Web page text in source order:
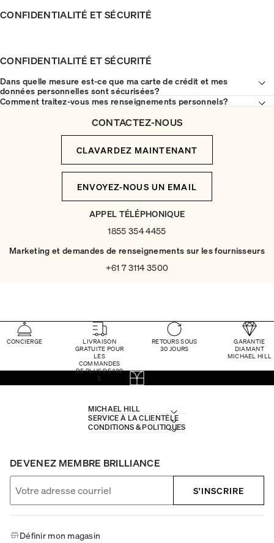
CONFIDENTIALITÉ ET SÉCURITÉ
CONFIDENTIALITÉ ET SÉCURITÉ
Dans quelle mesure est-ce que ma carte de crédit et mes
données personnelles sont sécurisées?
Comment traitez-vous mes renseignements personnels?
CONTACTEZ-NOUS
CLAVARDEZ MAINTENANT
ENVOYEZ-NOUS UN EMAIL
APPEL TÉLÉPHONIQUE
1855 354 4455
Marketing et demandes de renseignements sur les fournisseurs
+61 7 3114 3500
CONCIERGE
LIVRAISON
GRATUITE POUR
LES
COMMANDES
DE PLUS DE 100
$
RETOURS SOUS
30 JOURS
GARANTIE
DIAMANT
MICHAEL HILL
MICHAEL HILL
SERVICE À LA CLIENTÈLE
CONDITIONS & POLITIQUES
DEVENEZ MEMBRE BRILLIANCE
S'INSCRIRE
Définir mon magasin